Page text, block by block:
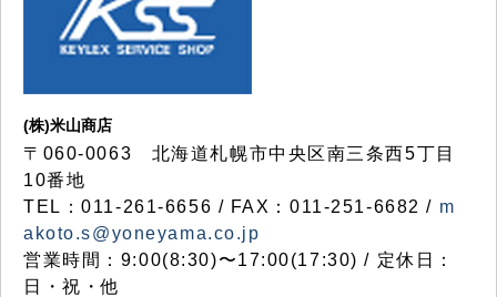
(株)米山商店
〒060-0063 北海道札幌市中央区南三条西5丁目
10番地
TEL：011-261-6656 / FAX：011-251-6682 / m
akoto.s@yoneyama.co.jp
営業時間：9:00(8:30)〜17:00(17:30) / 定休日：
日・祝・他